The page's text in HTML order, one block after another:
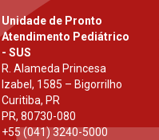
Unidade de Pronto
Atendimento Pediátrico
- SUS
R. Alameda Princesa
Izabel, 1585 – Bigorrilho
Curitiba, PR
PR, 80730-080
+55 (041) 3240-5000